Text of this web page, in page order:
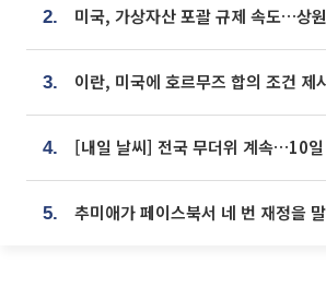
2.
3.
4.
5.